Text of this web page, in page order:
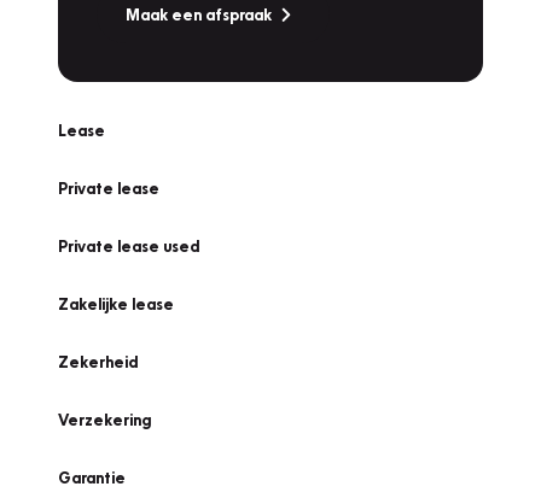
Maak een afspraak
Lease
Private lease
Private lease used
Zakelijke lease
Zekerheid
Verzekering
Garantie